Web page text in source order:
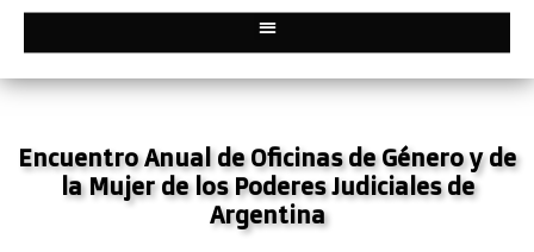
Encuentro Anual de Oficinas de Género y de
la Mujer de los Poderes Judiciales de
Argentina